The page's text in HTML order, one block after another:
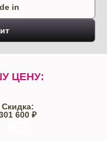
in
ЦЕНУ:
Скидка:
600 ₽